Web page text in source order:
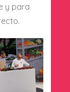
y para